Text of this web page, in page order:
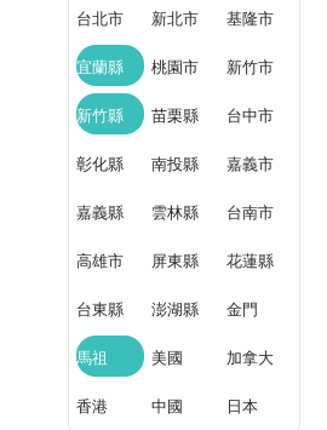
台北市 新北市 基隆市
宜蘭縣 桃園市 新竹市
新竹縣 苗栗縣 台中市
彰化縣 南投縣 嘉義市
嘉義縣 雲林縣 台南市
高雄市 屏東縣 花蓮縣
台東縣 澎湖縣 金門
馬祖 美國 加拿大
香港 中國 日本